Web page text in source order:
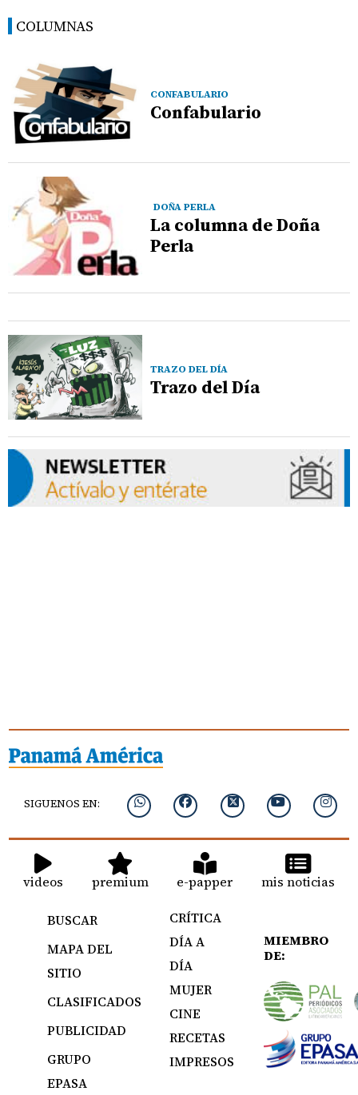
COLUMNAS
CONFABULARIO
Confabulario
DOÑA PERLA
La columna de Doña
Perla
TRAZO DEL DÍA
Trazo del Día
SIGUENOS EN:
videos premium e-papper mis noticias
BUSCAR
MAPA DEL
SITIO
CLASIFICADOS
PUBLICIDAD
GRUPO
EPASA
CRÍTICA
DÍA A
DÍA
MUJER
CINE
RECETAS
IMPRESOS
MIEMBRO
DE: